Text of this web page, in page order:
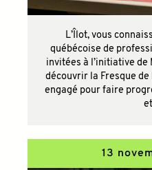
L’Îlot, vous
québécoise de
invitées à l’initiative
découvrir la Fresque
engagé pour faire
13